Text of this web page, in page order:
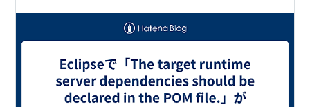
*2:生成を行う小さなものから、ネットワーク連携の大
きなものまで
GUIのFoundation
Webアプリケーション開発用にTomcatを同梱したも